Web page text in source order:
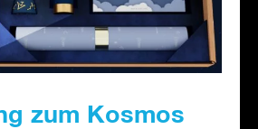
zum Kosmos